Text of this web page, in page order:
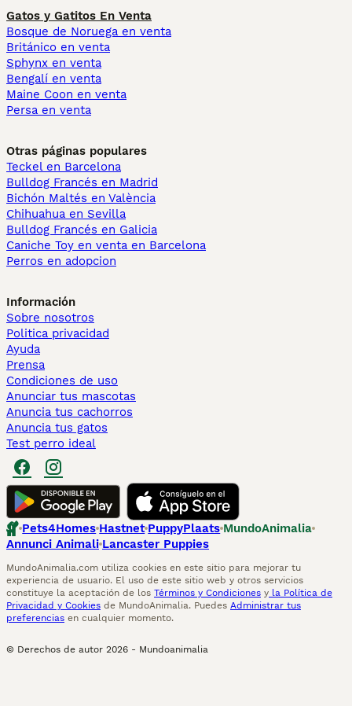
Gatos y Gatitos En Venta
Bosque de Noruega en venta
Británico en venta
Sphynx en venta
Bengalí en venta
Maine Coon en venta
Persa en venta
Otras páginas populares
Teckel en Barcelona
Bulldog Francés en Madrid
Bichón Maltés en València
Chihuahua en Sevilla
Bulldog Francés en Galicia
Caniche Toy en venta en Barcelona
Perros en adopcion
Información
Sobre nosotros
Politica privacidad
Ayuda
Prensa
Condiciones de uso
Anunciar tus mascotas
Anuncia tus cachorros
Anuncia tus gatos
Test perro ideal
Pets4Homes Hastnet PuppyPlaats MundoAnimalia
Annunci Animali Lancaster Puppies
MundoAnimalia.com utiliza cookies en este sitio para mejorar tu
experiencia de usuario. El uso de este sitio web y otros servicios
constituye la aceptación de los Términos y Condiciones y la Política de
Privacidad y Cookies de MundoAnimalia. Puedes Administrar tus
preferencias en cualquier momento.
© Derechos de autor 2026 - Mundoanimalia